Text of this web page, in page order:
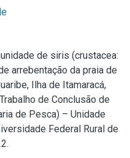
de siris (crustacea:
arrebentação da praia de
Ilha de Itamaracá,
de Conclusão de
de Pesca) – Unidade
Federal Rural de